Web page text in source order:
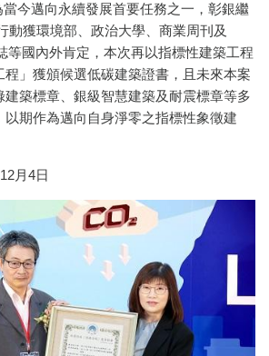
今邁向永續發展首要任務之一，彰銀繼
動獲環境部、政治大學、商業周刊及
等國內外肯定，本次再以指標性建築工程
程」獲頒候選低碳建築證書，且未來本案
建築標章、銀級智慧建築及耐震標章等多
以期作為邁向自身淨零之指標性象徵建
月4日